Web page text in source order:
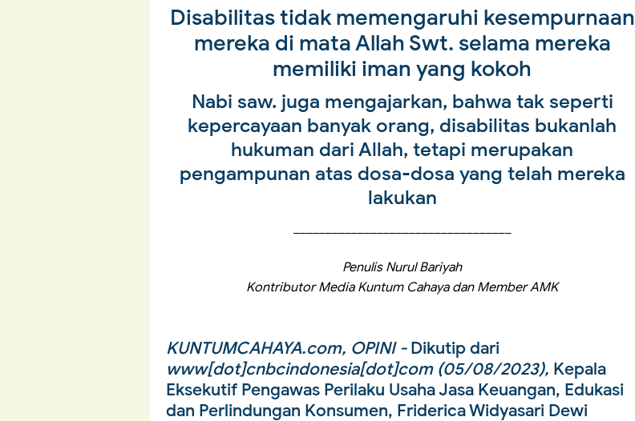
Disabilitas tidak memengaruhi kesempurnaan
mereka di mata Allah Swt. selama mereka
memiliki iman yang kokoh
Nabi saw. juga mengajarkan, bahwa tak seperti
kepercayaan banyak orang, disabilitas bukanlah
hukuman dari Allah, tetapi merupakan
pengampunan atas dosa-dosa yang telah mereka
lakukan
Penulis Nurul Bariyah
Kontributor Media Kuntum Cahaya dan Member AMK
KUNTUMCAHAYA.com, OPINI -Dikutip dari
www[dot]cnbcindonesia[dot]com (05/08/2023), Kepala
Eksekutif Pengawas Perilaku Usaha Jasa Keuangan, Edukasi
dan Perlindungan Konsumen, Friderica Widyasari Dewi